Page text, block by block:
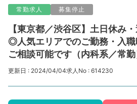
常勤求人 募集停止
【東京都／渋谷区】土日休み
◎人気エリアでのご勤務・入
ご相談可能です（内科系／常勤
更新日 : 2024/04/04求人No : 614230